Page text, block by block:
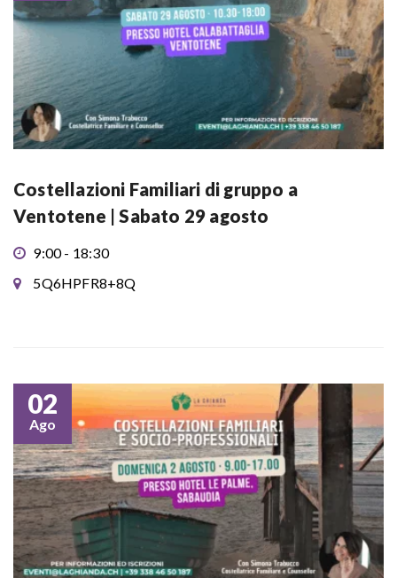
Costellazioni Familiari di gruppo a
Ventotene | Sabato 29 agosto
9:00 - 18:30
5Q6HPFR8+8Q
02
Ago